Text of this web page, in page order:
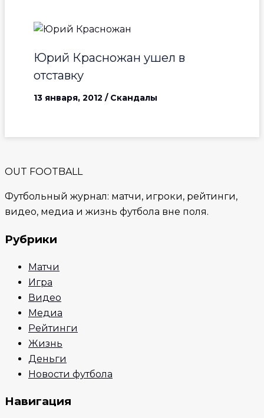
Юрий Красножан ушел в
отставку
13 января, 2012 / Скандалы
OUT FOOTBALL
Футбольный журнал: матчи, игроки, рейтинги,
видео, медиа и жизнь футбола вне поля.
Рубрики
Матчи
Игра
Видео
Медиа
Рейтинги
Жизнь
Деньги
Новости футбола
Навигация